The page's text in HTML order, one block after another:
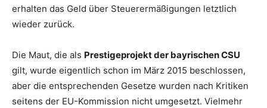
erhalten das Geld über Steuerermäßigungen letztlich
wieder zurück.
Die Maut, die als Prestigeprojekt der bayrischen CSU
gilt, wurde eigentlich schon im März 2015 beschlossen,
aber die entsprechenden Gesetze wurden nach Kritiken
seitens der EU-Kommission nicht umgesetzt. Vielmehr